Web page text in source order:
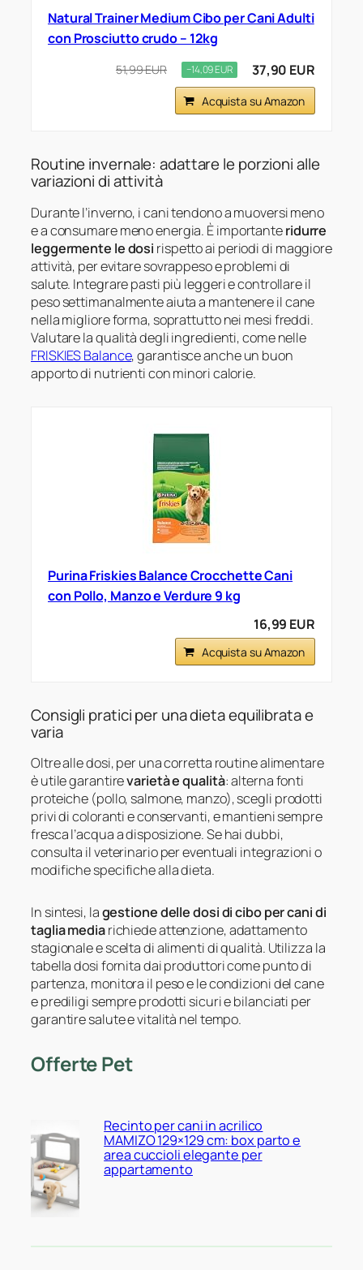
Natural Trainer Medium Cibo per Cani Adulti
con Prosciutto crudo – 12kg
51,99 EUR −14,09 EUR 37,90 EUR
Acquista su Amazon
Routine invernale: adattare le porzioni alle
variazioni di attività
Durante l’inverno, i cani tendono a muoversi meno
e a consumare meno energia. È importanteridurre
leggermente le dosi rispetto ai periodi di maggiore
attività, per evitare sovrappeso e problemi di
salute. Integrare pasti più leggeri e controllare il
peso settimanalmente aiuta a mantenere il cane
nella migliore forma, soprattutto nei mesi freddi.
Valutare la qualità degli ingredienti, come nelle
FRISKIES Balance, garantisce anche un buon
apporto di nutrienti con minori calorie.
Purina Friskies Balance Crocchette Cani
con Pollo, Manzo e Verdure 9 kg
16,99 EUR
Acquista su Amazon
Consigli pratici per una dieta equilibrata e
varia
Oltre alle dosi, per una corretta routine alimentare
è utile garantirevarietà e qualità: alterna fonti
proteiche (pollo, salmone, manzo), scegli prodotti
privi di coloranti e conservanti, e mantieni sempre
fresca l’acqua a disposizione. Se hai dubbi,
consulta il veterinario per eventuali integrazioni o
modifiche specifiche alla dieta.
In sintesi, lagestione delle dosi di cibo per cani di
taglia mediarichiede attenzione, adattamento
stagionale e scelta di alimenti di qualità. Utilizza la
tabella dosi fornita dai produttori come punto di
partenza, monitora il peso e le condizioni del cane
e prediligi sempre prodotti sicuri e bilanciati per
garantire salute e vitalità nel tempo.
Offerte Pet
Recinto per cani in acrilico
MAMIZO 129×129 cm: box parto e
area cuccioli elegante per
appartamento